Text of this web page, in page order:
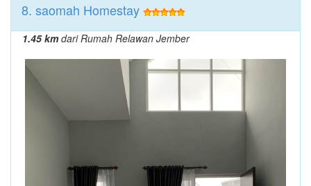
8. saomah Homestay
1.45 kmdari Rumah Relawan Jember